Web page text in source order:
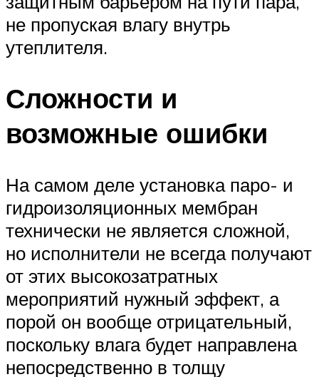
не пропуская влагу внутрь
утеплителя.
Сложности и
возможные ошибки
На самом деле установка паро- и
гидроизоляционных мембран
технически не является сложной,
но исполнители не всегда получают
от этих высокозатратных
мероприятий нужный эффект, а
порой он вообще отрицательный,
поскольку влага будет направлена
непосредственно в толщу